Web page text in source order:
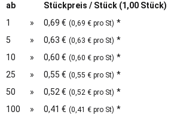
ab
Stückpreis / Stück (1,00 Stück)
1
» 0,69 € (0,69 € pro St) *
5
» 0,63 € (0,63 € pro St) *
10
» 0,60 € (0,60 € pro St) *
25
» 0,55 € (0,55 € pro St) *
50
» 0,52 € (0,52 € pro St) *
100
» 0,41 € (0,41 € pro St) *